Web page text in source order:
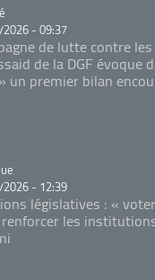
- 09:37
de lutte contre
de la DGF évoque
un premier bilan
- 12:39
législatives : «
les